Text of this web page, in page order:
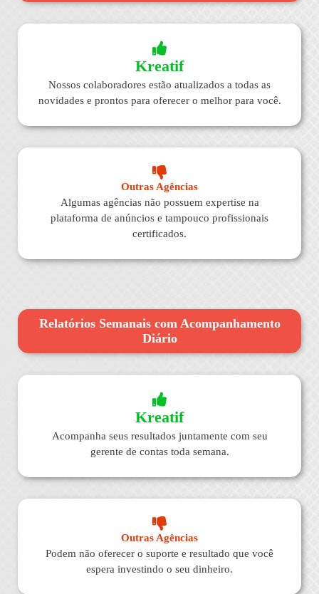
Kreatif
Nossos colaboradores estão atualizados a todas as
novidades e prontos para oferecer o melhor para você.
Outras Agências
Algumas agências não possuem expertise na
plataforma de anúncios e tampouco profissionais
certificados.
Relatórios Semanais com Acompanhamento
Diário
Kreatif
Acompanha seus resultados juntamente com seu
gerente de contas toda semana.
Outras Agências
Podem não oferecer o suporte e resultado que você
espera investindo o seu dinheiro.